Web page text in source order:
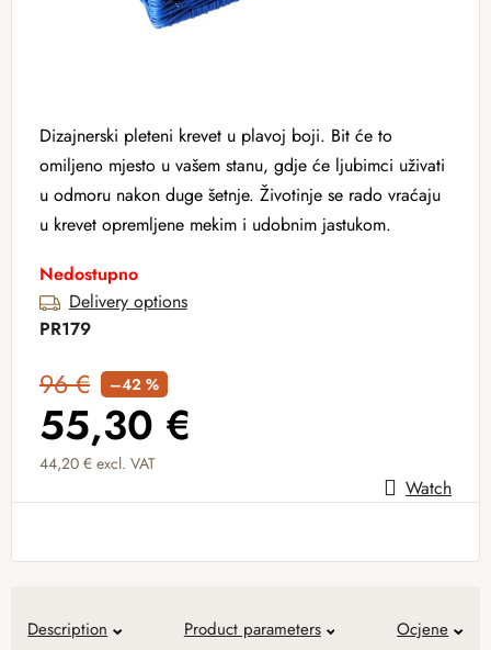
Dizajnerski pleteni krevet u plavoj boji. Bit će to
omiljeno mjesto u vašem stanu, gdje će ljubimci uživati ​​
u odmoru nakon duge šetnje. Životinje se rado vraćaju
u krevet opremljene mekim i udobnim jastukom.
Nedostupno
Delivery options
PR179
96 € –42 %
55,30 €
44,20 € excl. VAT
Measure price: Watch
Description Product parameters Ocjene